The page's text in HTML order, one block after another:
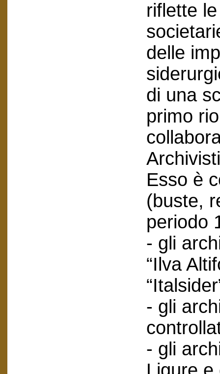
riflette
delle
di una
primo
Esso è
(buste,
periodo
- gli
“Ilva
- gli
- gli